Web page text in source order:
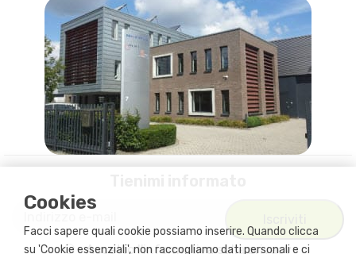
Cookies
Facci sapere quali cookie possiamo inserire. Quando clicca
su 'Cookie essenziali', non raccogliamo dati personali e ci
Accettol'informativa sulla privacy